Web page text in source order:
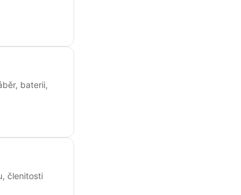
baterii,
členitosti